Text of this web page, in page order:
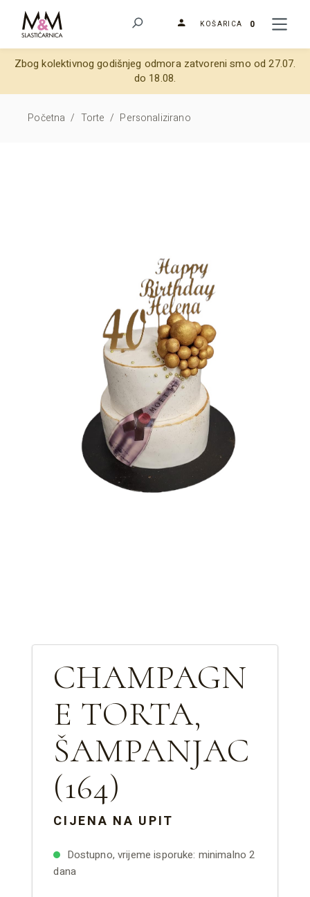
KOŠARICA 0
Zbog kolektivnog godišnjeg odmora zatvoreni smo od 27.07.
do 18.08.
Početna / Torte / Personalizirano
CHAMPAGN
E TORTA,
ŠAMPANJAC
(164)
CIJENA NA UPIT
Dostupno, vrijeme isporuke: minimalno 2
dana